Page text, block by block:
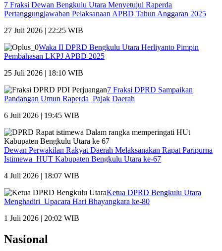
7 Fraksi Dewan Bengkulu Utara Menyetujui Raperda
Pertanggungjawaban Pelaksanaan APBD Tahun Anggaran 2025
27 Juli 2026 | 22:25 WIB
Waka II DPRD Bengkulu Utara Herliyanto Pimpin
Pembahasan LKPJ APBD 2025
25 Juli 2026 | 18:10 WIB
7 Fraksi DPRD Sampaikan
Pandangan Umun Raperda Pajak Daerah
6 Juli 2026 | 19:45 WIB
Dewan Perwakilan Rakyat Daerah Melaksanakan Rapat Paripurna
Istimewa HUT Kabupaten Bengkulu Utara ke-67
4 Juli 2026 | 18:07 WIB
Ketua DPRD Bengkulu Utara
Menghadiri Upacara Hari Bhayangkara ke-80
1 Juli 2026 | 20:02 WIB
Nasional